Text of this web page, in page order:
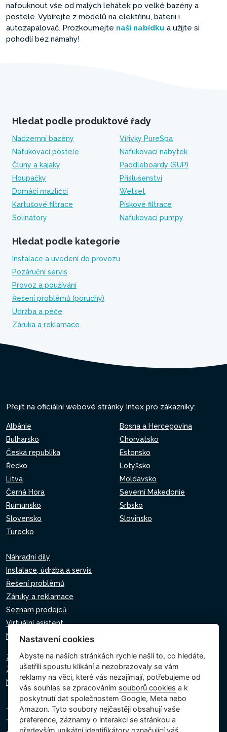
nafouknout vše od malých lehátek po velké bazény a
postele. Vybírejte z modelů na elektřinu, baterii i
autozapalovač. Prozkoumejte naši nabídku a užijte si
pohodlí bez námahy!
Hledat podle produktové řady
Nadzemní bazény
Vířivky PureSpa
Nafukovací postele
Nafukovací nábytek
Čluny a kajaky
Paddleboardy (SUP)
Houpačky
Příslušenství
Domácí mazlíčci
Wetset
Kartušové filtrace
Pískové filtrace
Solinátory
Nafukovací pumpy
Hledat podle kategorie
Instalace a uvedení do provozu
Pozáruční servis
Provoz a používání
Řešení problémů (poruchy)
Údržba a péče
Záruka a reklamace
Přejít na oficiální webové stránky Intex pro zákazníky:
Albánie
Bosna a Hercegovina
Bulharsko
Chorvatsko
Česká republika
Estonsko
Řecko
Lotyšsko
Litva
Moldavsko
Černá Hora
Severní Makedonie
Rumunsko
Srbsko
Slovensko
Slovinsko
Turecko
Náhradní díly
Instalace, údržba a servis
Řešení problémů
Záruky a reklamace
Seznam prodejců
Virtuální asistent
Napište nám
Zásady ochrany osobních údajů
Zásady používání souborů cookie
Nastavení cookies
Nastavení cookies
Abyste na našich stránkách rychle našli to, co hledáte,
ušetřili spoustu klikání a nezobrazovaly se vám
reklamy na věci, které vás nezajímají, potřebujeme od
vás souhlas se zpracováním souborů cookies a k
poskytnutí dat společnostem Google, Meta nebo
Amazon. Tyto soubory nejčastěji obsahují vaše
preference, záznamy o interakci se stránkou a
především unikátní identifikátory označující váš